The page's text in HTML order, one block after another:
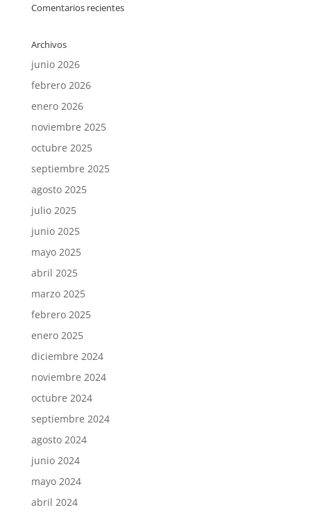
Comentarios recientes
Archivos
junio 2026
febrero 2026
enero 2026
noviembre 2025
octubre 2025
septiembre 2025
agosto 2025
julio 2025
junio 2025
mayo 2025
abril 2025
marzo 2025
febrero 2025
enero 2025
diciembre 2024
noviembre 2024
octubre 2024
septiembre 2024
agosto 2024
junio 2024
mayo 2024
abril 2024